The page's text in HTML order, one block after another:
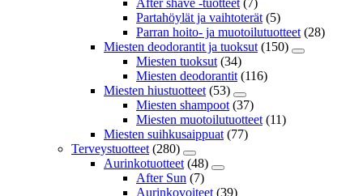
After shave -tuotteet (7)
Partahöylät ja vaihtoterät (5)
Parran hoito- ja muotoilutuotteet (28)
Miesten deodorantit ja tuoksut (150)
Miesten tuoksut (34)
Miesten deodorantit (116)
Miesten hiustuotteet (53)
Miesten shampoot (37)
Miesten muotoilutuotteet (11)
Miesten suihkusaippuat (77)
Terveystuotteet (280)
Aurinkotuotteet (48)
After Sun (7)
Aurinkovoiteet (39)